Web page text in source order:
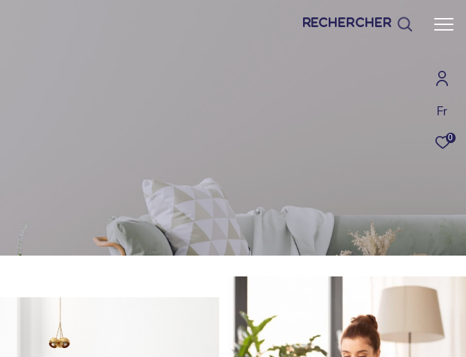
Fr
0
Rechercher